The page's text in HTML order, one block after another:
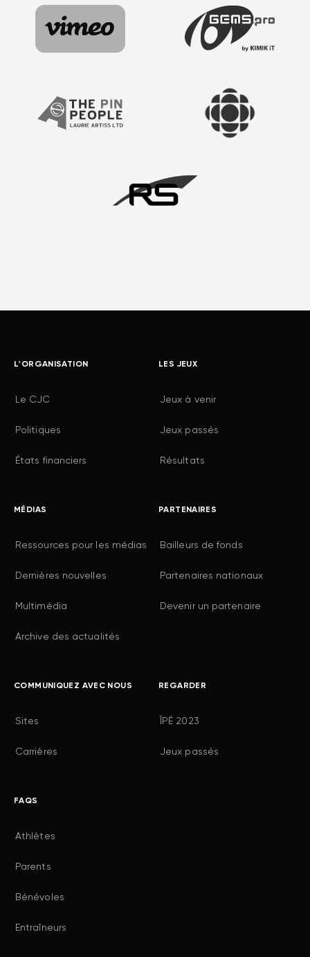
L'ORGANISATION
Le CJC
Politiques
États financiers
LES JEUX
Jeux à venir
Jeux passés
Résultats
MÉDIAS
Ressources pour les médias
Dernières nouvelles
Multimédia
Archive des actualités
PARTENAIRES
Bailleurs de fonds
Partenaires nationaux
Devenir un partenaire
COMMUNIQUEZ AVEC NOUS
Sites
Carrières
REGARDER
ÎPÉ 2023
Jeux passés
FAQS
Athlètes
Parents
Bénévoles
Entraîneurs